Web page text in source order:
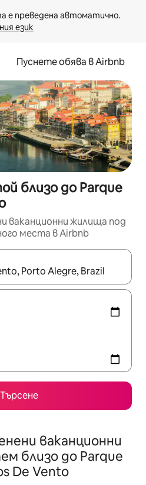
език
Пуснете обява в Airbnb
близо до Parque
ваканционни жилища под
места в Airbnb
покажат, използвайте
Търсене
ваканционни
близо до Parque
De Vento